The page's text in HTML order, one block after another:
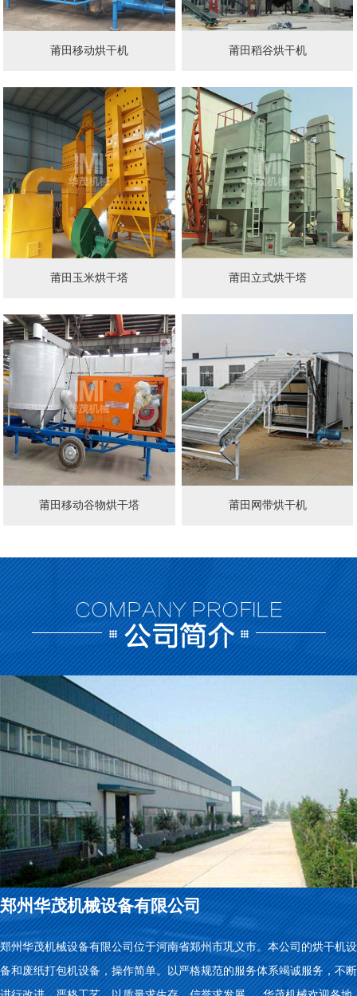
莆田移动烘干机 莆田稻谷烘干机
莆田玉米烘干塔 莆田立式烘干塔
莆田移动谷物烘干塔 莆田网带烘干机
郑州华茂机械设备有限公司
郑州华茂机械设备有限公司位于河南省郑州市巩义市。本公司的烘干机设
备和废纸打包机设备，操作简单。以严格规范的服务体系竭诚服务，不断